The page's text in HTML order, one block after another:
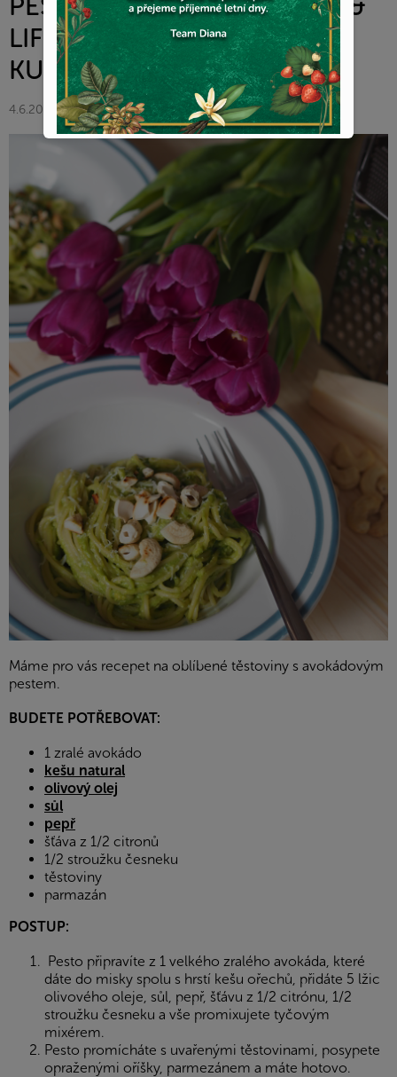
LIFEBYKRISTY- DIANA V
KUCHYNI
4.6.2021
Máme pro vás recepet na oblíbené těstoviny s avokádovým
pestem.
BUDETE POTŘEBOVAT:
1 zralé avokádo
kešu natural
olivový olej
sůl
pepř
šťáva z 1/2 citronů
1/2 stroužku česneku
těstoviny
parmazán
POSTUP:
Pesto připravíte z 1 velkého zralého avokáda, které
dáte do misky spolu s hrstí kešu ořechů, přidáte 5 lžic
olivového oleje, sůl, pepř, šťávu z 1/2 citrónu, 1/2
stroužku česneku a vše promixujete tyčovým
mixérem.
Pesto promícháte s uvařenými těstovinami, posypete
opraženými oříšky, parmezánem a máte hotovo.